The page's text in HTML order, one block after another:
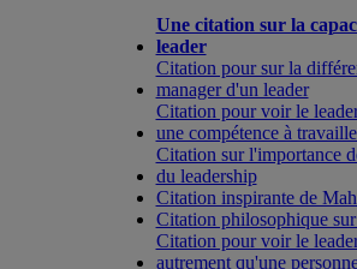
Une citation sur la
leader
Citation pour sur la
manager d'un leader
Citation pour voir le
une compétence à
Citation sur l'importance
du leadership
Citation inspirante de
Citation philosophique
Citation pour voir le
autrement qu'une